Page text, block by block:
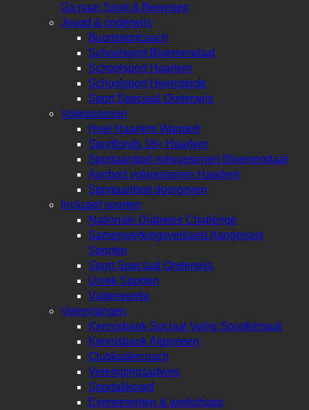
Ga naar Sport & Bewegen
Jeugd & onderwijs
Buurtsportcoach
Schoolsport Bloemendaal
Schoolsport Haarlem
Schoolsport Heemstede
Sport Speciaal Onderwijs
Volwassenen
Heel Haarlem Wandelt
Sportfonds 18+ Haarlem
Sportaanbod volwassenen Bloemendaal
Aanbod volwassenen Haarlem
Sportaanbod doorgeven
Inclusief sporten
Nationale Diabetes Challenge
Samenwerkingsverband Aangepast
Sporten
Sport Speciaal Onderwijs
Uniek Sporten
Valpreventie
Verenigingen
Kennisbank Sociaal Veilig Sportklimaat
Kennisbank Algemeen
Clubkadercoach
Verenigingsadvies
Sportakkoord
Evenementen & workshops